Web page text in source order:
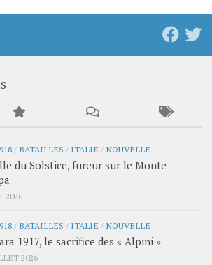
/ BATAILLES / ITALIE / NOUVELLE
du Solstice, fureur sur le Monte
2026
/ BATAILLES / ITALIE / NOUVELLE
1917, le sacrifice des « Alpini »
2026